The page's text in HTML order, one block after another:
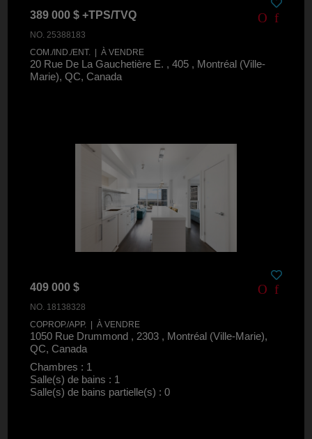
389 000 $ +TPS/TVQ
NO. 25388183
COM./IND./ENT. | À VENDRE
20 Rue De La Gauchetière E. , 405 , Montréal (Ville-
Marie), QC, Canada
409 000 $
NO. 18138328
COPROP./APP. | À VENDRE
1050 Rue Drummond , 2303 , Montréal (Ville-Marie),
QC, Canada
Chambres : 1
Salle(s) de bains : 1
Salle(s) de bains partielle(s) : 0